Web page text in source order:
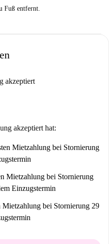
Fuß entfernt.
akzeptiert
akzeptiert hat:
Mietzahlung bei Stornierung
Mietzahlung bei Stornierung
Einzugstermin
Mietzahlung bei Stornierung 29